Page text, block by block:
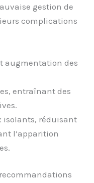
gestion de
complications
augmentation des
entraînant des
isolants, réduisant
l’apparition